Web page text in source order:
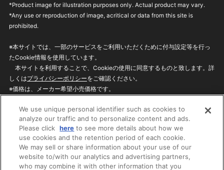
*Product image for illustration purposes only. Actual product may vary.
*Any use or reproduction of image, acritical or data from this site is
prohibited.
※本サイトでは、一部のサービスをご利用いただくために付与設定等を行っ
たCookie情報を使用しています。
本サイトを利用することで、Cookieの使用に同意するものと致します。詳
しくはプライバシーポリシーをご確認ください。
※価格は、メーカー希望小売価格です。
ざいますのでご了承ください。
privacypolicy
Do Not Sell or Share My
Personal Information
ウェブサイトご利用条件
ソーシャルメディアポリシー
We use unique personal identifier such as cookies to
analyze our traffic and to personalize content and ads.
Please click here to see more details about how we
use cookies and the retention period of each cookie.
We may sell or share information about your use of our
website to/with our analytics and advertising partners,
who may combine it with other information that you